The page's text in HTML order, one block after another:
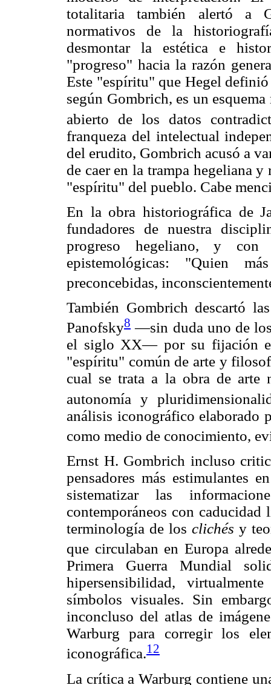
totalitaria también alertó a
normativos de la
desmontar la estética e
"progreso" hacia la razón
Este "espíritu" que Hegel
según Gombrich, es un
abierto de los datos
franqueza del intelectual
del erudito, Gombrich acusó a
de caer en la trampa hegeliana
"espíritu" del pueblo. Cabe
En la obra historiográfica de
fundadores de nuestra
progreso hegeliano, y
epistemológicas: "Quien
preconcebidas,
También Gombrich descartó
Panofsky8 —sin duda uno de
el siglo XX— por su fijación
"espíritu" común de arte y
cual se trata a la obra de arte
autonomía y
análisis iconográfico elaborado
como medio de conocimiento,
Ernst H. Gombrich incluso
pensadores más
sistematizar las
contemporáneos con
terminología de losclichés y
que circulaban en Europa
Primera Guerra Mundial
hipersensibilidad,
símbolos visuales. Sin
inconcluso del atlas de
Warburg para corregir los
iconográfica.12
La crítica a Warburg contiene